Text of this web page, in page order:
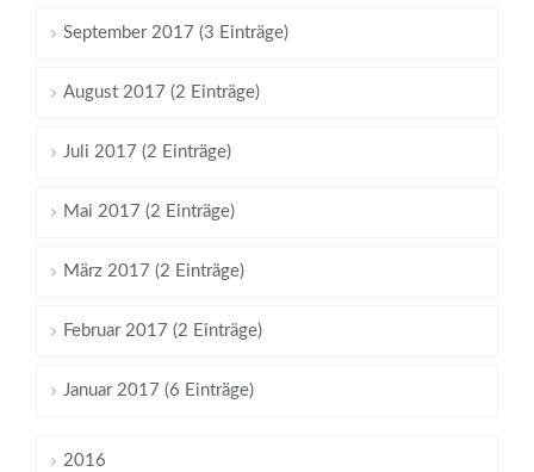
September 2017 (3 Einträge)
August 2017 (2 Einträge)
Juli 2017 (2 Einträge)
Mai 2017 (2 Einträge)
März 2017 (2 Einträge)
Februar 2017 (2 Einträge)
Januar 2017 (6 Einträge)
2016